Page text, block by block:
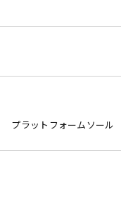
プラットフォームソール